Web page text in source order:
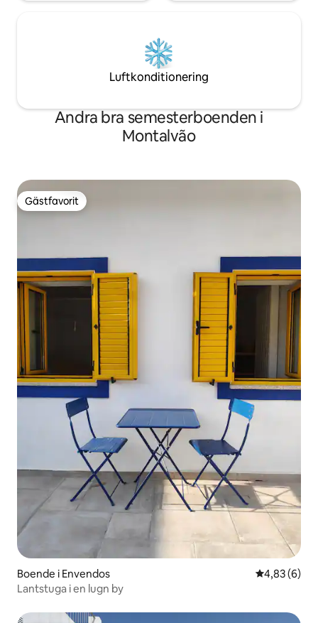
Luftkonditionering
Andra bra semesterboenden i
Montalvão
Gästfavorit
Gästfavorit
Boende i Envendos 4,83 av 5 i
4,83 (6)
Lantstuga i en lugn by